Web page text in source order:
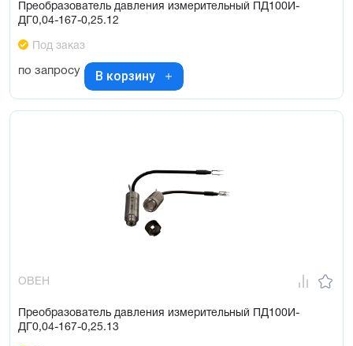
Преобразователь давления измерительный ПД100И-
ДГ0,04-167-0,25.12
Под заказ
по запросу В корзину
ОВЕН
Преобразователь давления измерительный ПД100И-
ДГ0,04-167-0,25.13